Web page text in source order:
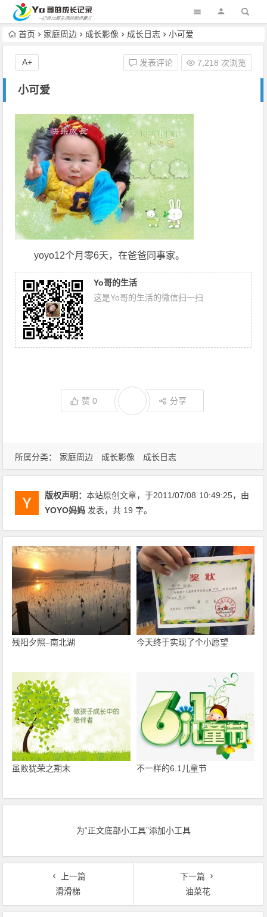
首页 家庭周边 成长影像 成长日志 小可爱
小可爱
发表评论 7,218 次浏览
A+
所属分类： 家庭周边 成长影像 成长日志
yoyo12个月零6天，在爸爸同事家。
Yo哥的生活
这是Yo哥的生活的微信扫一扫
赞0 分享
版权声明：本站原创文章，于2011/07/08 10:49:25，由
YOYO妈妈 发表，共 19 字。
残阳夕照–南北湖 今天终于实现了个小愿望
虽败犹荣之期末 不一样的6.1儿童节
为“正文底部小工具”添加小工具
上一篇
滑滑梯
下一篇
油菜花